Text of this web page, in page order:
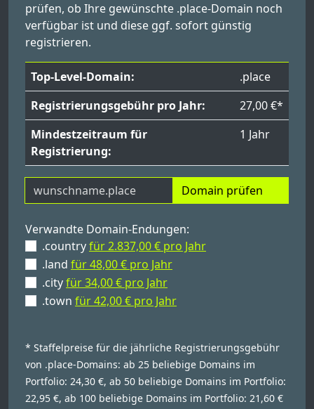
prüfen, ob Ihre gewünschte .place-Domain noch
verfügbar ist und diese ggf. sofort günstig
registrieren.
Top-Level-Domain:
.place
Registrierungsgebühr pro Jahr:
27,00 €*
Mindestzeitraum für
Registrierung:
1 Jahr
Domain prüfen
Verwandte Domain-Endungen:
.countryfür 2.837,00 € pro Jahr
.land für 48,00 € pro Jahr
.cityfür 34,00 € pro Jahr
.town für 42,00 € pro Jahr
* Staffelpreise für die jährliche Registrierungsgebühr
von .place-Domains: ab 25 beliebige Domains im
Portfolio: 24,30 €, ab 50 beliebige Domains im Portfolio:
22,95 €, ab 100 beliebige Domains im Portfolio: 21,60 €